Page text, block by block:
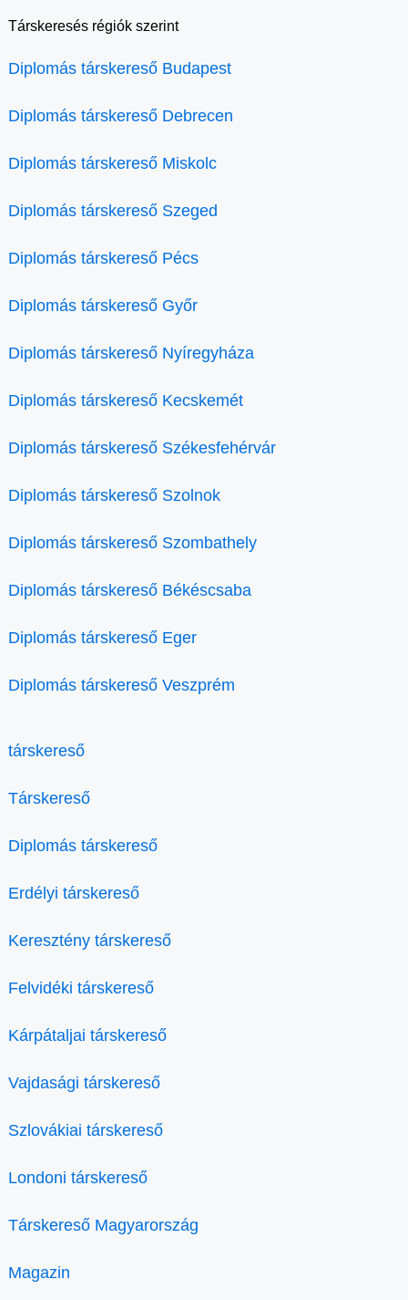
Társkeresés régiók szerint
Diplomás társkereső Budapest
Diplomás társkereső Debrecen
Diplomás társkereső Miskolc
Diplomás társkereső Szeged
Diplomás társkereső Pécs
Diplomás társkereső Győr
Diplomás társkereső Nyíregyháza
Diplomás társkereső Kecskemét
Diplomás társkereső Székesfehérvár
Diplomás társkereső Szolnok
Diplomás társkereső Szombathely
Diplomás társkereső Békéscsaba
Diplomás társkereső Eger
Diplomás társkereső Veszprém
társkereső
Társkereső
Diplomás társkereső
Erdélyi társkereső
Keresztény társkereső
Felvidéki társkereső
Kárpátaljai társkereső
Vajdasági társkereső
Szlovákiai társkereső
Londoni társkereső
Társkereső Magyarország
Magazin